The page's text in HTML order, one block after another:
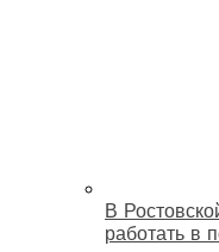
В
работать в